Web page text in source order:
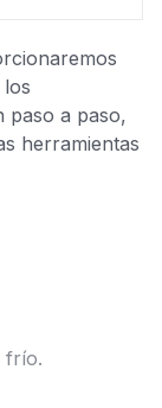
paso a paso,
herramientas
frío.